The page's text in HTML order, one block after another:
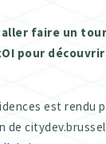
aller faire un
pour
est rendu
de